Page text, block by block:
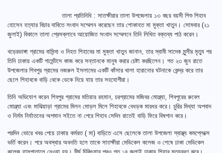
তালা প্রতিনিধি : সাতক্ষীরার তালা উপজেলায় ১৩ বছর বয়সী শিশু শিহাব
হোসেন হত্যার বিচার দাবিতে সংবাদ সম্মেলন করেছেন তার শোকাহত মা মুক্তা খাতুন। সোমবার (২১
জুলাই) বিকালে তালা প্রেসক্লাবে আয়োজিত সংবাদ সম্মেলনে তিনি লিখিত বক্তব্য পাঠ করেন।
খড়েরডাঙ্গা গ্রামের বাসিন্দা ও নিহত শিহাবের মা মুক্তা খাতুন জানান, তার স্বামী সাদেক মুন্সীর মৃত্যু পর
তিনি ঢাকায় একটি গার্মেন্টসে কাজ করে সন্তানকে মানুষ করার চেষ্টা করছিলেন। গত ২৩ জুন রাতে
উপজেলার শিবপুর গ্রামের নজরুল ইসলামের একটি কাঁসার থালা হারানোর ঘটনাকে কেন্দ্র করে তার
ছেলে শিহাবকে বাড়ি থেকে ডেকে নিয়ে যায় তার সহযোগীরা।
তিনি অভিযোগ করেন শিবপুর গ্রামের মতিয়ার রহমান, চরগ্রামের মজিবর মোল্ল্যা, শিবপুরের রুবেল
মোল্ল্যা এবং মাঝিয়াড়া গ্রামের মিলন মোড়ল মিলে শিহাবকে বেধড়ক মারধর করে। চুরির মিথ্যা অপবাদ
ও নির্মম নির্যাতনের অপমান সইতে না পেরে শিহাব সেদিন রাতেই বাড়ি ফিরে বিষপান করে।
পরদিন ভোরে খবর পেয়ে ঢাকায় কর্মরত ( মা) বাড়িতে এসে ছেলেকে তালা উপজেলা স্বাস্থ্য কমপ্লেক্সে
ভর্তি করেন। পরে অবস্থার অবনতি হলে তাকে সাতক্ষীরা মেডিকেল কলেজ ও শেষে ঢাকা মেডিকেল